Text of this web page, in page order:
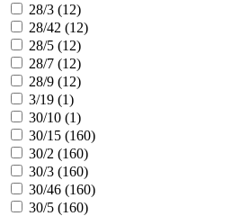
28/3 (12)
28/42 (12)
28/5 (12)
28/7 (12)
28/9 (12)
3/19 (1)
30/10 (1)
30/15 (160)
30/2 (160)
30/3 (160)
30/46 (160)
30/5 (160)